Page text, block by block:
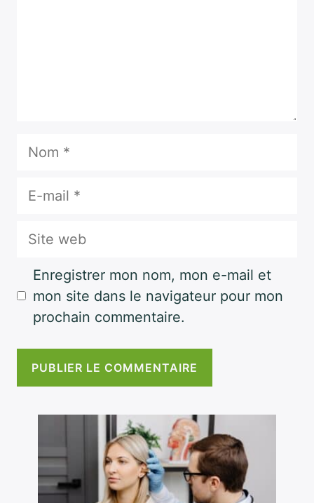
Nom
E-
Site
Enregistrer mon nom, mon e-mail et
mon site dans le navigateur pour mon
prochain commentaire.